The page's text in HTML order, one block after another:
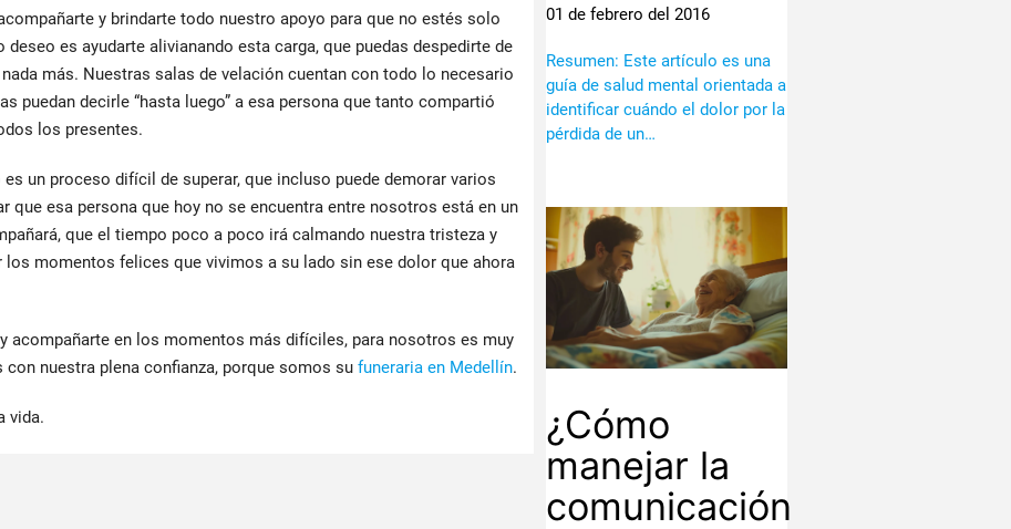
y brindarte todo nuestro apoyo para que no estés solo
es ayudarte alivianando esta carga, que puedas despedirte de
más. Nuestras salas de velación cuentan con todo lo necesario
puedan decirle “hasta luego” a esa persona que tanto compartió
los presentes.
un proceso difícil de superar, que incluso puede demorar varios
que esa persona que hoy no se encuentra entre nosotros está en un
que el tiempo poco a poco irá calmando nuestra tristeza y
momentos felices que vivimos a su lado sin ese dolor que ahora
acompañarte en los momentos más difíciles, para nosotros es muy
nuestra plena confianza, porque somos su funeraria en Medellín.
vida.
01 de febrero del 2016
Resumen: Este artículo es una
guía de salud mental orientada a
identificar cuándo el dolor por la
pérdida de un…
¿Cómo
manejar la
comunicación